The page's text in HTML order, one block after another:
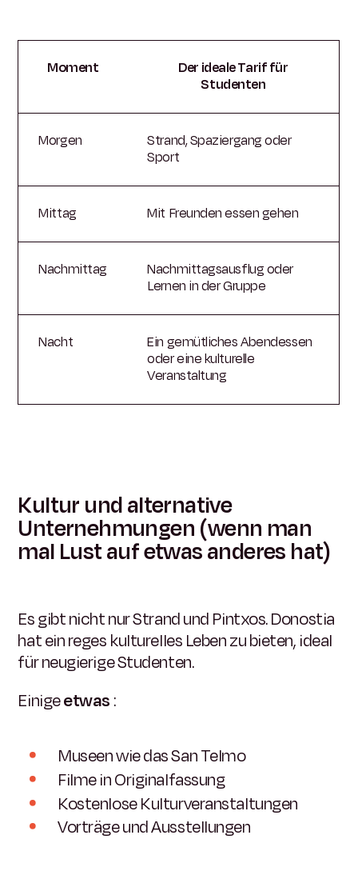
Moment
Der ideale Tarif für
Studenten
Morgen
Strand, Spaziergang oder
Sport
Mittag Mit Freunden essen gehen
Nachmittag
Nachmittagsausflug oder
Lernen in der Gruppe
Nacht
Ein gemütliches Abendessen
oder eine kulturelle
Veranstaltung
Kultur und alternative
Unternehmungen (wenn man
mal Lust auf etwas anderes hat)
Es gibt nicht nur Strand und Pintxos. Donostia
hat ein reges kulturelles Leben zu bieten, ideal
für neugierige Studenten.
Einigeetwas :
Museen wie das San Telmo
Filme in Originalfassung
Kostenlose Kulturveranstaltungen
Vorträge und Ausstellungen